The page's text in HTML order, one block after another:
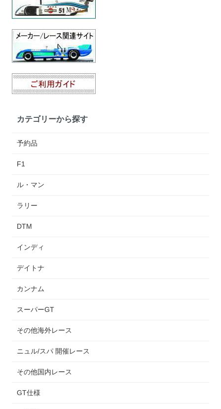
カテゴリーから探す
予約品
F1
ル・マン
ラリー
DTM
インディ
デイトナ
カンナム
スーパーGT
その他海外レース
ニュル/スパ 開催レース
その他国内レース
GT仕様